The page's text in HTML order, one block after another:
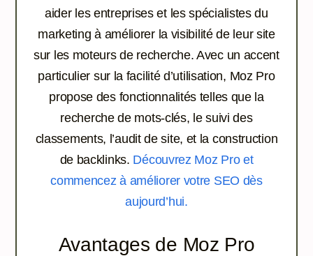
aider les entreprises et les spécialistes du
marketing à améliorer la visibilité de leur site
sur les moteurs de recherche. Avec un accent
particulier sur la facilité d’utilisation, Moz Pro
propose des fonctionnalités telles que la
recherche de mots-clés, le suivi des
classements, l’audit de site, et la construction
de backlinks. Découvrez Moz Pro et
commencez à améliorer votre SEO dès
aujourd’hui.
Avantages de Moz Pro